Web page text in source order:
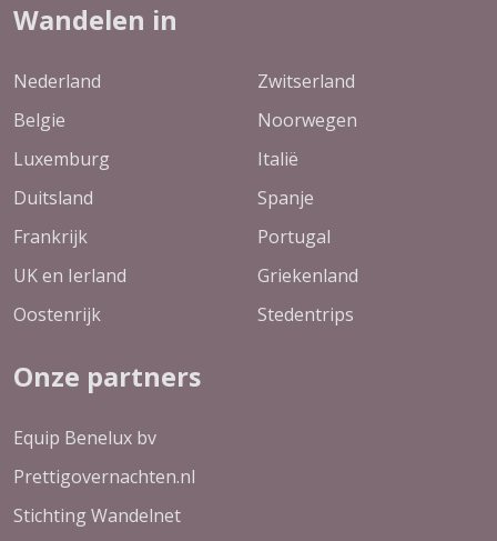
Wandelen in
Nederland
Belgie
Luxemburg
Duitsland
Frankrijk
UK en Ierland
Oostenrijk
Zwitserland
Noorwegen
Italië
Spanje
Portugal
Griekenland
Stedentrips
Onze partners
Equip Benelux bv
Prettigovernachten.nl
Stichting Wandelnet